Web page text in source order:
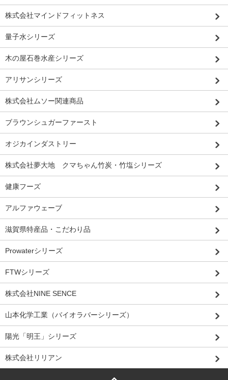
株式会社マインドフィットネス
量子水シリーズ
木の屋石巻水産シリーズ
アリサンシリーズ
株式会社ムソー関連商品
ブラウンシュガーファースト
オジカインダストリー
株式会社夢大地 クマちゃん竹炭・竹塩シリーズ
健康フーズ
アルファウェーブ
滋賀県特産品・こだわり品
Prowaterシリーズ
FTWシリーズ
株式会社NINE SENCE
山本化学工業（バイオラバーシリーズ）
陽光「明王」シリーズ
株式会社リリアン